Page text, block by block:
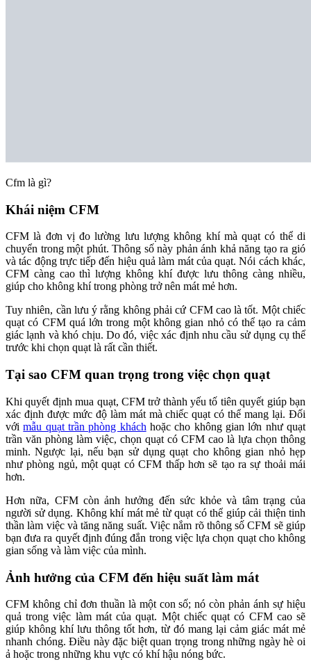
Cfm là gì?
Khái niệm CFM
CFM là đơn vị đo lường lưu lượng không khí mà quạt có thể di
chuyển trong một phút. Thông số này phản ánh khả năng tạo ra gió
và tác động trực tiếp đến hiệu quả làm mát của quạt. Nói cách khác,
CFM càng cao thì lượng không khí được lưu thông càng nhiều,
giúp cho không khí trong phòng trở nên mát mẻ hơn.
Tuy nhiên, cần lưu ý rằng không phải cứ CFM cao là tốt. Một chiếc
quạt có CFM quá lớn trong một không gian nhỏ có thể tạo ra cảm
giác lạnh và khó chịu. Do đó, việc xác định nhu cầu sử dụng cụ thể
trước khi chọn quạt là rất cần thiết.
Tại sao CFM quan trọng trong việc chọn quạt
Khi quyết định mua quạt, CFM trở thành yếu tố tiên quyết giúp bạn
xác định được mức độ làm mát mà chiếc quạt có thể mang lại. Đối
vớimẫu quạt trần phòng khách hoặc cho không gian lớn như quạt
trần văn phòng làm việc, chọn quạt có CFM cao là lựa chọn thông
minh. Ngược lại, nếu bạn sử dụng quạt cho không gian nhỏ hẹp
như phòng ngủ, một quạt có CFM thấp hơn sẽ tạo ra sự thoải mái
hơn.
Hơn nữa, CFM còn ảnh hưởng đến sức khỏe và tâm trạng của
người sử dụng. Không khí mát mẻ từ quạt có thể giúp cải thiện tinh
thần làm việc và tăng năng suất. Việc nắm rõ thông số CFM sẽ giúp
bạn đưa ra quyết định đúng đắn trong việc lựa chọn quạt cho không
gian sống và làm việc của mình.
Ảnh hưởng của CFM đến hiệu suất làm mát
CFM không chỉ đơn thuần là một con số; nó còn phản ánh sự hiệu
quả trong việc làm mát của quạt. Một chiếc quạt có CFM cao sẽ
giúp không khí lưu thông tốt hơn, từ đó mang lại cảm giác mát mẻ
nhanh chóng. Điều này đặc biệt quan trọng trong những ngày hè oi
ả hoặc trong những khu vực có khí hậu nóng bức.